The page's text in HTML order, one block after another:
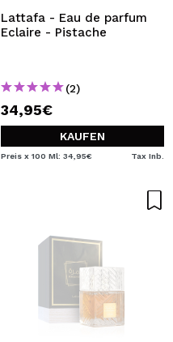
Lattafa - Eau de parfum
Eclaire - Pistache
(2)
34,95€
KAUFEN
Preis x 100 Ml: 34,95€ Tax Inb.